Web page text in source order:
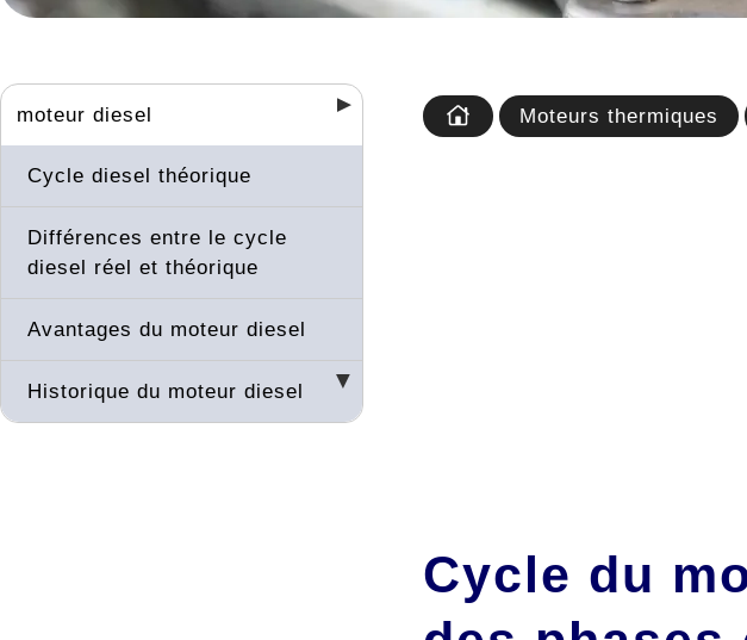
moteur diesel
Cycle diesel théorique
Différences entre le cycle
diesel réel et théorique
Avantages du moteur diesel
Historique du moteur diesel
Moteurs thermiques
Cycle du